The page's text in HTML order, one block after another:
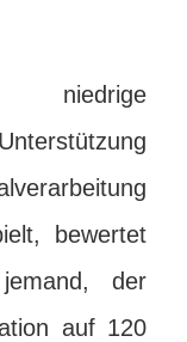
bewertet
der
auf 120